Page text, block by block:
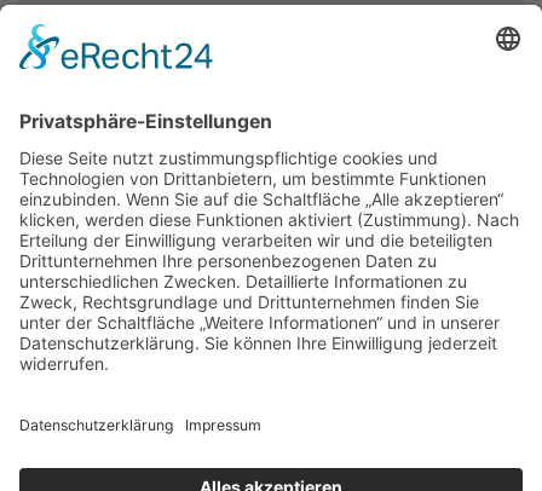
Presseakkreditierung
Florian Kühl
E-Mail: florian.kuehl@evlka.de
Newsletter
Presse
Anfahrt
Partner
Schutzkonzept
Datenschutz
Impressum